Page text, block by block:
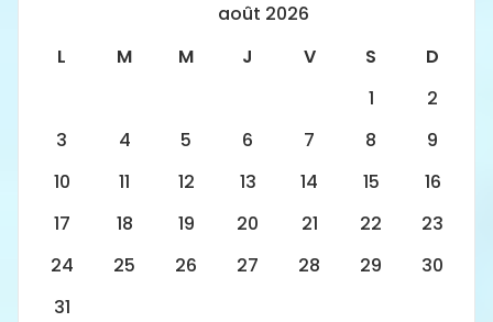
août 2026
L
M M J V S
D
1
2
3
4 5 6 7 8
9
10
11 12 13 14 15
16
17
18 19 20 21 22
23
24
25 26 27 28 29
30
31